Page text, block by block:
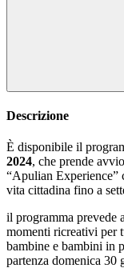
Descrizione
È disponibile il
2024, che prende
“Apulian Experience”
vita cittadina fino a
il programma prevede
momenti ricreativi per
bambine e bambini in
partenza domenica 30